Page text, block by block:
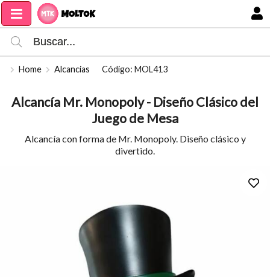
Compartir por email
Home Alcancias Código: MOL413
Alcancía Mr. Monopoly - Diseño Clásico del
Juego de Mesa
Alcancía con forma de Mr. Monopoly. Diseño clásico y
divertido.